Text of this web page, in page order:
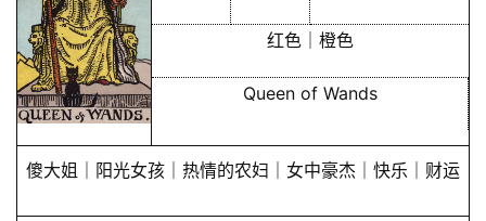
红色｜橙色
Queen of Wands
傻大姐｜阳光女孩｜热情的农妇｜女中豪杰｜快乐｜财运